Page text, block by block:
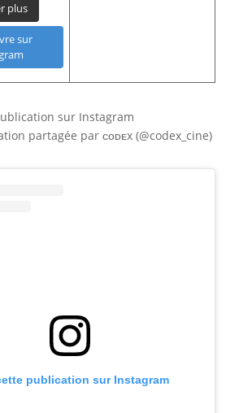
plus
sur
sur Instagram
partagée par ᴄᴏᴅᴇx (@codex_cine)
publication sur Instagram